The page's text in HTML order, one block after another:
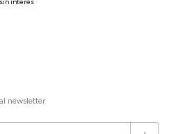
sin interés
newsletter